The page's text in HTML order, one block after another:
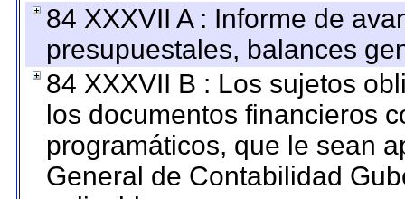
84 XXXVII A : Informe de
presupuestales, balances
84 XXXVII B : Los sujetos
los documentos financieros
programáticos, que le sean
General de Contabilidad